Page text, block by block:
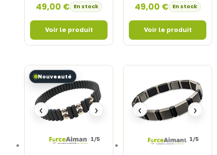
49,00 € En stock 49,00 € En stock
Nouveauté
‹ ›
1/5
‹ ›
1/5